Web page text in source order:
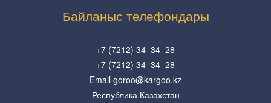
Байланыс телефондары
+7 (7212) 34–34–28
+7 (7212) 34–34–28
Email goroo@kargoo.kz
Республика Казахстан